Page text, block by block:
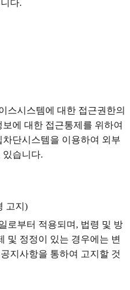
다.
스시스템에 대한 접근권한의
에 대한 접근통제를 위하여
단시스템을 이용하여 외부
있습니다.
고지)
로부터 적용되며, 법령 및 방
및 정정이 있는 경우에는 변
지사항을 통하여 고지할 것